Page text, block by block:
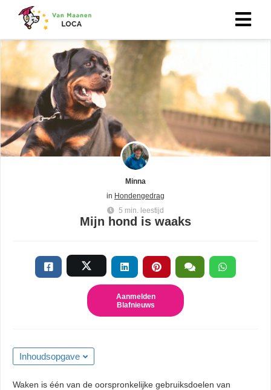
Minna
in Hondengedrag
5 min. leestijd
Mijn hond is waaks
Aanmelden
Blafnieuws
Inhoudsopgave
Waken is één van de oorspronkelijke gebruiksdoelen van
cookies